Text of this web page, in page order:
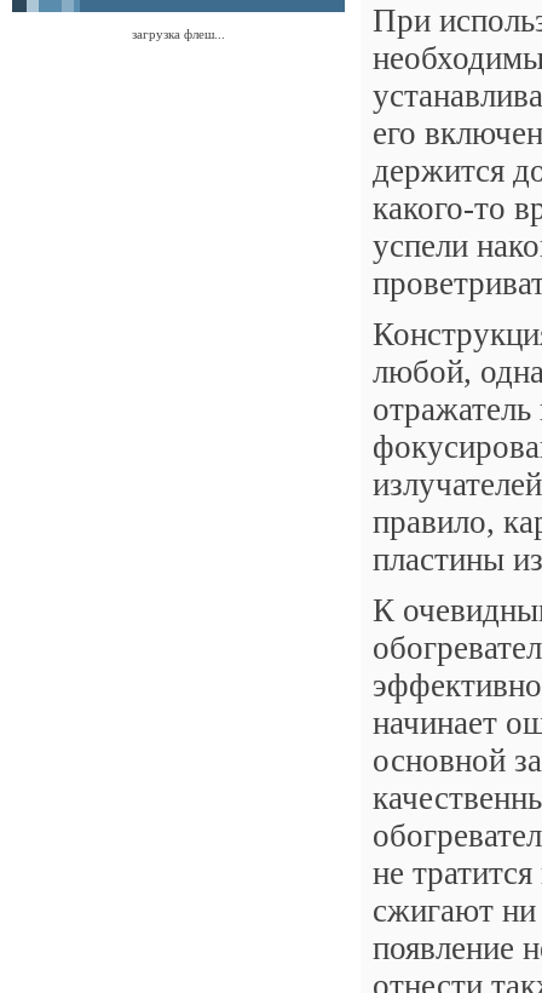
загрузка флеш...
При
его
держится
какого-то
успели
любой,
правило,
пластины
К
начинает
основной
не
сжигают ни
появление
отнести